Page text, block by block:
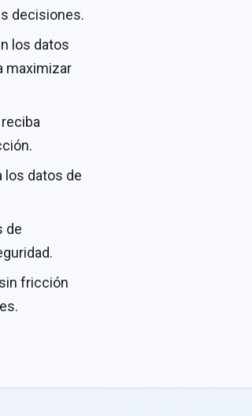
decisiones.
los datos
maximizar
los datos de
de
fricción